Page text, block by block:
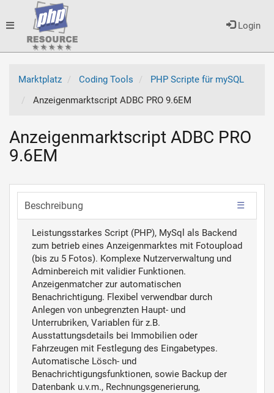
Login
Toggle
navigation
Marktplatz Coding Tools
PHP Scripte für mySQL
Anzeigenmarktscript ADBC PRO 9.6EM
Anzeigenmarktscript ADBC PRO
9.6EM
Beschreibung
Leistungsstarkes Script (PHP), MySql als Backend
zum betrieb eines Anzeigenmarktes mit Fotoupload
(bis zu 5 Fotos). Komplexe Nutzerverwaltung und
Adminbereich mit validier Funktionen.
Anzeigenmatcher zur automatischen
Benachrichtigung. Flexibel verwendbar durch
Anlegen von unbegrenzten Haupt- und
Unterrubriken, Variablen für z.B.
Ausstattungsdetails bei Immobilien oder
Fahrzeugen mit Festlegung des Eingabetypes.
Automatische Lösch- und
Benachrichtigungsfunktionen, sowie Backup der
Datenbank u.v.m., Rechnungsgenerierung,